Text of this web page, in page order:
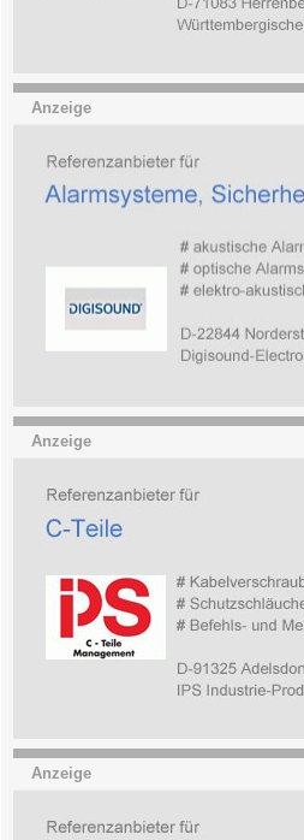
Anzeige
Anzeige
Anzeige